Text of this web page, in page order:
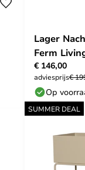
Lager
Ferm
€ 146,00
adviesprijs€
Op
SUMMER DEAL